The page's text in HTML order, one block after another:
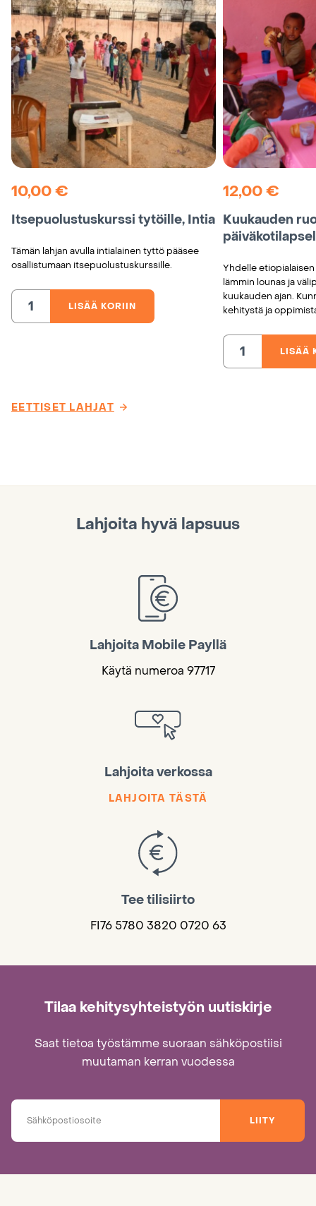
10,00€
Itsepuolustuskurssi tytöille, Intia
Tämän lahjan avulla intialainen tyttö pääsee
osallistumaan itsepuolustuskurssille.
Itsepuolustuskurssi
LISÄÄ KORIIN
12,00€
Kuukauden
Yhdelle
lämmin lounas ja
kuukauden ajan.
kehitystä ja
KuukaudenLISÄÄ
EETTISET LAHJAT
Lahjoita hyvä lapsuus
Lahjoita Mobile Payllä
Käytä numeroa 97717
Lahjoita verkossa
LAHJOITA TÄSTÄ
Tee tilisiirto
FI76 5780 3820 0720 63
Tilaa kehitysyhteistyön uutiskirje
Saat tietoa työstämme suoraan sähköpostiisi
muutaman kerran vuodessa
LIITY